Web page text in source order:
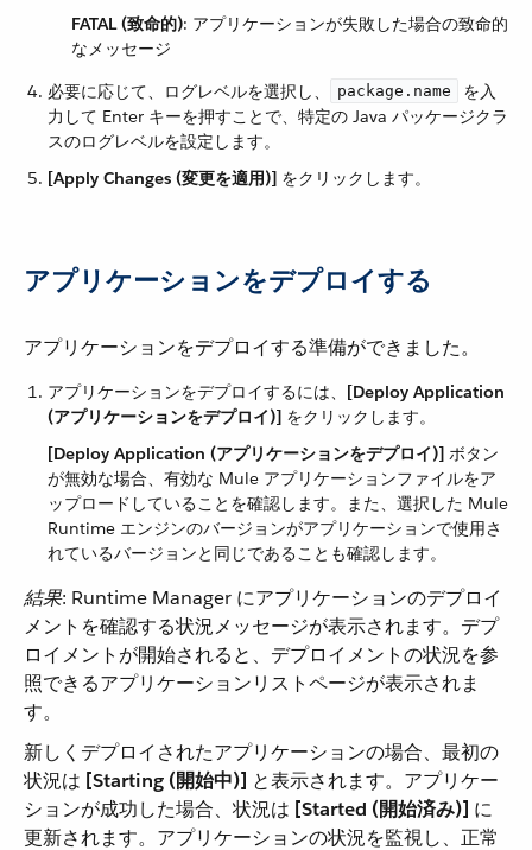
FATAL (致命的)​: アプリケーションが失敗した場合の致命的
なメッセージ
必要に応じて、ログレベルを選択し、​
package.name
​ を入
力して Enter キーを押すことで、特定の Java パッケージクラ
スのログレベルを設定します。
[Apply Changes (変更を適用)] ​ をクリックします。
アプリケーションをデプロイする
アプリケーションをデプロイする準備ができました。
アプリケーションをデプロイするには、​ [Deploy Application
(アプリケーションをデプロイ)] ​ をクリックします。
[Deploy Application (アプリケーションをデプロイ)] ​ ボタン
が無効な場合、有効な Mule アプリケーションファイルをア
ップロードしていることを確認します。また、選択した Mule
Runtime エンジンのバージョンがアプリケーションで使用さ
れているバージョンと同じであることも確認します。
結果​: Runtime Manager にアプリケーションのデプロイ
メントを確認する状況メッセージが表示されます。デプ
ロイメントが開始されると、デプロイメントの状況を参
照できるアプリケーションリストページが表示されま
す。
新しくデプロイされたアプリケーションの場合、最初の
状況は ​ [Starting (開始中)] ​ と表示されます。アプリケー
ションが成功した場合、状況は ​ [Started (開始済み)] ​ に
更新されます。アプリケーションの状況を監視し、正常